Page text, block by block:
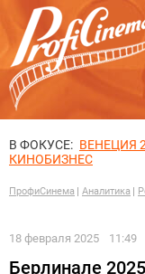
В ФОКУСЕ: ВЕНЕЦИЯ
КИНОБИЗНЕС
ПрофиСинема Аналитика
18 февраля 2025 11:49
Берлинале